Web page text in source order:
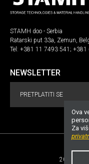
STAMH doo - Serbia
Ratarski put 33a, Zemun,
Tel: +381 11 7493 541 ; +381
NEWSLETTER
PRETPLATITI SE
2026
Ova
Za